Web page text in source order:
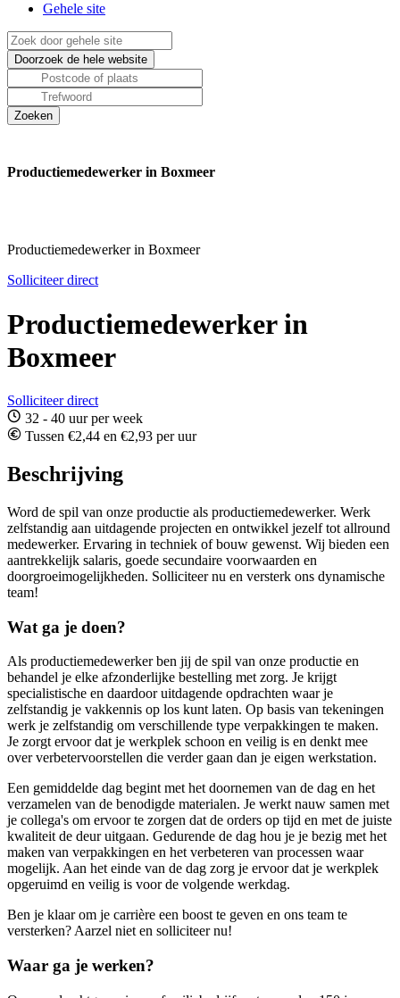
Gehele site
Productiemedewerker in Boxmeer
Productiemedewerker in Boxmeer
Solliciteer direct
Productiemedewerker in
Boxmeer
Solliciteer direct
32 - 40 uur per week
Tussen €2,44 en €2,93 per uur
Beschrijving
Word de spil van onze productie als productiemedewerker. Werk
zelfstandig aan uitdagende projecten en ontwikkel jezelf tot allround
medewerker. Ervaring in techniek of bouw gewenst. Wij bieden een
aantrekkelijk salaris, goede secundaire voorwaarden en
doorgroeimogelijkheden. Solliciteer nu en versterk ons dynamische
team!
Wat ga je doen?
Als productiemedewerker ben jij de spil van onze productie en
behandel je elke afzonderlijke bestelling met zorg. Je krijgt
specialistische en daardoor uitdagende opdrachten waar je
zelfstandig je vakkennis op los kunt laten. Op basis van tekeningen
werk je zelfstandig om verschillende type verpakkingen te maken.
Je zorgt ervoor dat je werkplek schoon en veilig is en denkt mee
over verbetervoorstellen die verder gaan dan je eigen werkstation.
Een gemiddelde dag begint met het doornemen van de dag en het
verzamelen van de benodigde materialen. Je werkt nauw samen met
je collega's om ervoor te zorgen dat de orders op tijd en met de juiste
kwaliteit de deur uitgaan. Gedurende de dag hou je je bezig met het
maken van verpakkingen en het verbeteren van processen waar
mogelijk. Aan het einde van de dag zorg je ervoor dat je werkplek
opgeruimd en veilig is voor de volgende werkdag.
Ben je klaar om je carrière een boost te geven en ons team te
versterken? Aarzel niet en solliciteer nu!
Waar ga je werken?